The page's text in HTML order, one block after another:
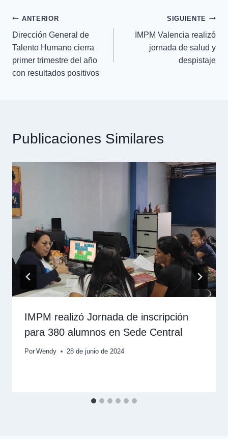
ANTERIOR
Dirección General de
Talento Humano cierra
primer trimestre del año
con resultados positivos
SIGUIENTE
IMPM Valencia realizó
jornada de salud y
despistaje
Publicaciones Similares
IMPM realizó Jornada de inscripción
para 380 alumnos en Sede Central
Por Wendy 28 de junio de 2024